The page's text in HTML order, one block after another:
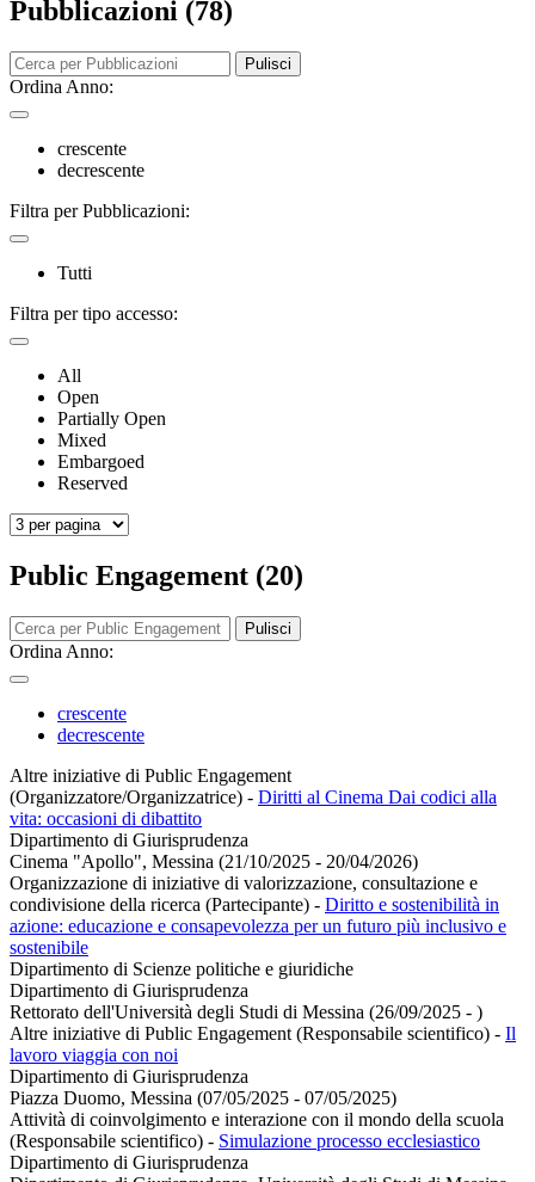
Pubblicazioni (78)
Pulisci
Ordina Anno:
crescente
decrescente
Filtra per Pubblicazioni:
Tutti
Filtra per tipo accesso:
All
Open
Partially Open
Mixed
Embargoed
Reserved
Public Engagement (20)
Pulisci
Ordina Anno:
crescente
decrescente
Altre iniziative di Public Engagement
(Organizzatore/Organizzatrice) - Diritti al Cinema Dai codici alla
vita: occasioni di dibattito
Dipartimento di Giurisprudenza
Cinema "Apollo", Messina (21/10/2025 - 20/04/2026)
Organizzazione di iniziative di valorizzazione, consultazione e
condivisione della ricerca (Partecipante) - Diritto e sostenibilità in
azione: educazione e consapevolezza per un futuro più inclusivo e
sostenibile
Dipartimento di Scienze politiche e giuridiche
Dipartimento di Giurisprudenza
Rettorato dell'Università degli Studi di Messina (26/09/2025 - )
Altre iniziative di Public Engagement (Responsabile scientifico) - Il
lavoro viaggia con noi
Dipartimento di Giurisprudenza
Piazza Duomo, Messina (07/05/2025 - 07/05/2025)
Attività di coinvolgimento e interazione con il mondo della scuola
(Responsabile scientifico) - Simulazione processo ecclesiastico
Dipartimento di Giurisprudenza